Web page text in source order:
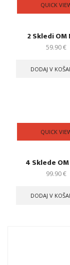
QUICK
2 Skledi OM
59.90€
DODAJ V
QUICK
4 Sklede
99.90€
DODAJ V